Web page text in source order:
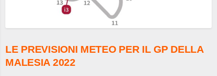
LE PREVISIONI METEO PER IL GP DELLA
MALESIA 2022